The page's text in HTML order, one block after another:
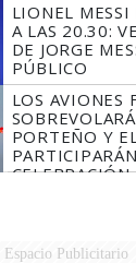
LIONEL MESSI
A LAS 20.30:
DE JORGE
PÚBLICO
LOS AVIONES
PORTEÑO Y
Espacio Publicitario